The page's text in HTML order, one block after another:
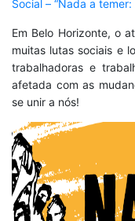
Social – “Nada a
Em Belo Horizonte, o
muitas lutas sociais e
trabalhadoras e
afetada com as
se unir a nós!